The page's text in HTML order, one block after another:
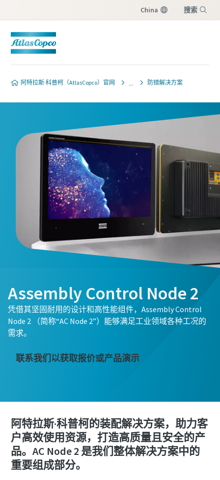
China 搜索
阿特拉斯·科普柯（AtlasCopco）官网 防错解决方案
是否该校准了？
通过工具校准和认可质保校准，确保生产质量并减少产品
Assembly Control Node 2
凭借其坚固耐用的设计和高性能组件，Assembly Control
Node 2 （简称“AC Node 2”）能够满足工业领域各种工况的
需求。
联系我们以获取报价或产品演示
阿特拉斯·科普柯的装配解决方案，助力客
户高效使用资源，打造高质量且安全的产
品。AC Node 2 是我们整体解决方案中的
重要组成部分。